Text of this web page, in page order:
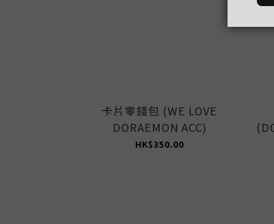
卡片零錢包 (WE LOVE
DORAEMON ACC)
HK$350.00